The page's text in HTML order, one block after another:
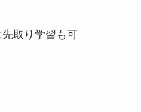
取り学習も可